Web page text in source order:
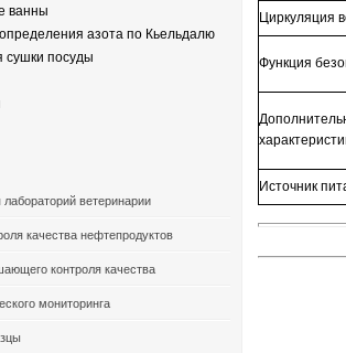
ванны
азота по Кьельдалю
сушки посуды
ветеринарии
качества нефтепродуктов
контроля качества
мониторинга
Циркуляция
Функция
Источник